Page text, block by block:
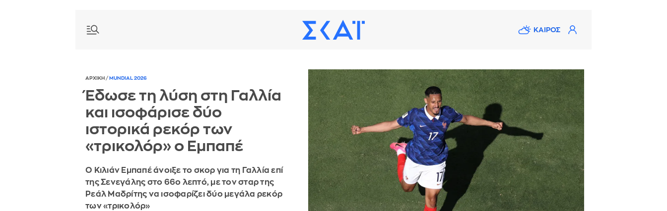
ΚΑΙΡΟΣ
ΑΡΧΙΚΗ / MUNDIAL 2026
Έδωσε τη λύση στη Γαλλία
και ισοφάρισε δύο
ιστορικά ρεκόρ των
«τρικολόρ» ο Εμπαπέ
Ο Κιλιάν Εμπαπέ άνοιξε το σκορ για τη Γαλλία επί
της Σενεγάλης στο 66ο λεπτό, με τον σταρ της
Ρεάλ Μαδρίτης να ισοφαρίζει δύο μεγάλα ρεκόρ
των «τρικολόρ»